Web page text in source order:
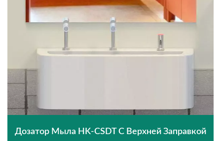
Дозатор Мыла HK-CSDT С Верхней Заправкой